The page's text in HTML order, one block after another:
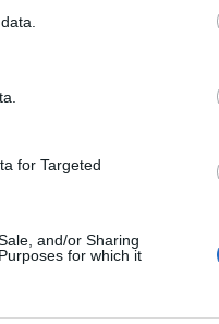
for Targeted
and/or Sharing
for which it
ter članov
Velenje v torek, 14.
in občanom
pripomb navesti